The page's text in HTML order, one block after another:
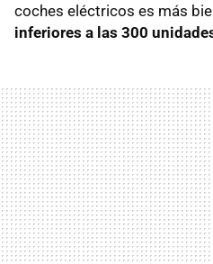
coches eléctricos es más
inferiores a las 300